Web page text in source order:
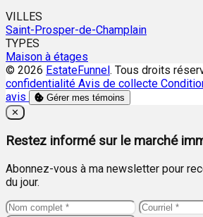
VILLES
Saint-Prosper-de-Champlain
TYPES
Maison à étages
© 2026 EstateFunnel. Tous droits
confidentialité Avis de collecte
avis
Gérer mes témoins
Close
✕
Restez informé sur le marché
Abonnez-vous à ma newsletter pour
du jour.